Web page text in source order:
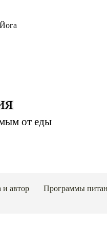
от еды
и автор
Программы